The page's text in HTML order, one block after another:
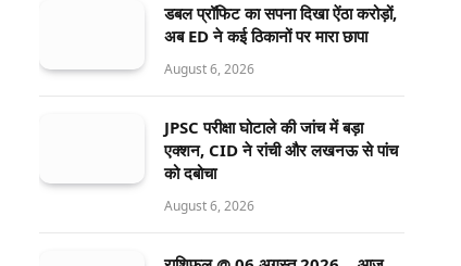
डबल प्रॉफिट का सपना दिखा ऐंठा करोड़ों,
अब ED ने कई ठिकानों पर मारा छापा
August 6, 2026
JPSC परीक्षा घोटाले की जांच में बड़ा
एक्शन, CID ने रांची और लखनऊ से पांच
को दबोचा
August 6, 2026